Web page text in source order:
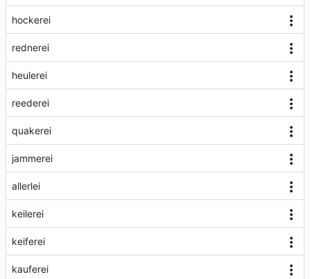
hockerei
rednerei
heulerei
reederei
quakerei
jammerei
allerlei
keilerei
keiferei
kauferei